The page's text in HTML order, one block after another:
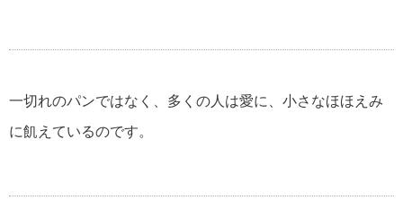
一切れのパンではなく、多くの人は愛に、小さなほほえみ
に飢えているのです。